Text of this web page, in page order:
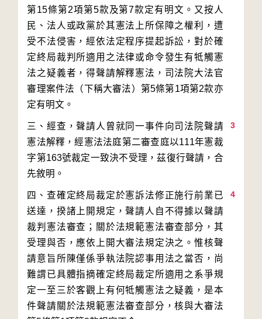
第15條第2項第5款及第7款定有明文。又按人
民、法人或政黨於其憲法上所保障之權利，遭
受不法侵害，經依法定程序提起訴訟，對於確
定終局裁判所適用之法律或命令發生有牴觸憲
法之疑義者，得聲請解釋憲法，司法院大法官
審理案件法（下稱大審法）第5條第1項第2款亦
3
三、經查，聲請人曾就同一事件向司法院聲請
憲法解釋，經憲法法庭第二審查庭以111年憲裁
字第163號裁定一致決不受理，茲復行聲請，合
4
四、查確定終局裁定於憲訴法修正施行前業已
送達，揆諸上開規定，聲請人自不得據以聲請
裁判憲法審查；關於法規範憲法審查部分，其
受理與否，應依上開大審法規定決之。惟核聲
請意旨所陳僅係爭執法院認事用法之當否，尚
難謂已具體指摘確定終局裁定所適用之系爭規
定一至三於客觀上有何牴觸憲法之疑義，是本
件聲請關於法規範憲法審查部分，核與大審法